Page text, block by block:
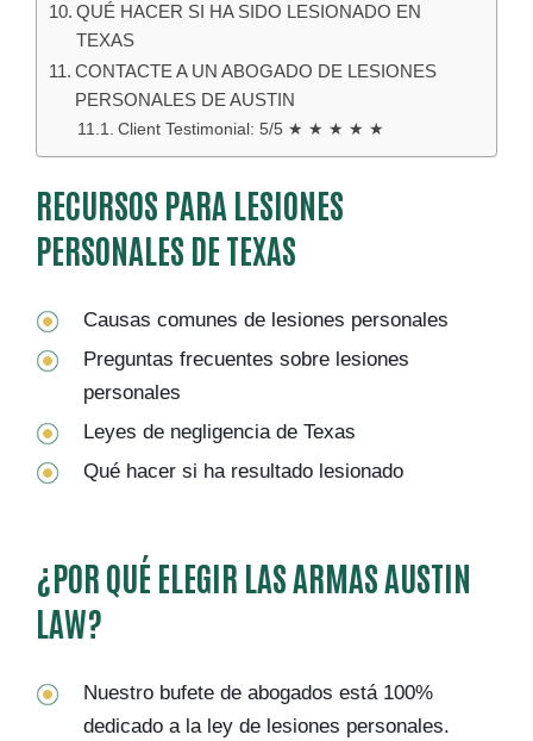
QUÉ HACER SI HA SIDO LESIONADO EN
TEXAS
CONTACTE A UN ABOGADO DE LESIONES
PERSONALES DE AUSTIN
Client Testimonial: 5/5 ★ ★ ★ ★ ★
RECURSOS PARA LESIONES
PERSONALES DE TEXAS
Causas comunes de lesiones personales
Preguntas frecuentes sobre lesiones
personales
Leyes de negligencia de Texas
Qué hacer si ha resultado lesionado
¿POR QUÉ ELEGIR LAS ARMAS AUSTIN
LAW?
Nuestro bufete de abogados está 100%
dedicado a la ley de lesiones personales.